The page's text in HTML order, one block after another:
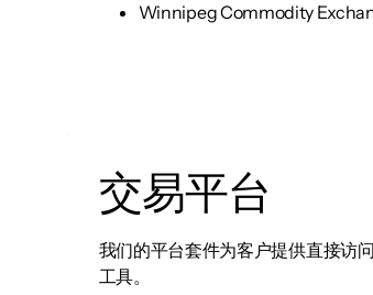
Winnipeg Commodity
交易平台
我们的平台套件为客户提供直接访
工具。